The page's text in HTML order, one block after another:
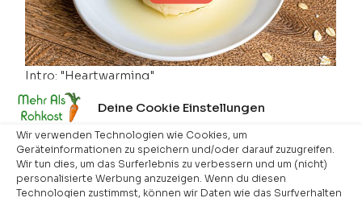
Deine Cookie Einstellungen
Wir verwenden Technologien wie Cookies, um
Geräteinformationen zu speichern und/oder darauf zuzugreifen.
Wir tun dies, um das Surferlebnis zu verbessern und um (nicht)
personalisierte Werbung anzuzeigen. Wenn du diesen
Technologien zustimmst, können wir Daten wie das Surfverhalten
Intro: "Heartwarming"
Artist: Kevin Mac Leod,
Quelle: Kevin Mac Leod
Lizenz:Creative Commons: By Attribution 4.0
Zutaten